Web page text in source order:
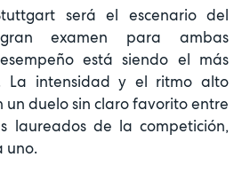
será el escenario del
examen para ambas
está siendo el más
La intensidad y el ritmo alto
un duelo sin claro favorito entre
laureados de la competición,
uno.